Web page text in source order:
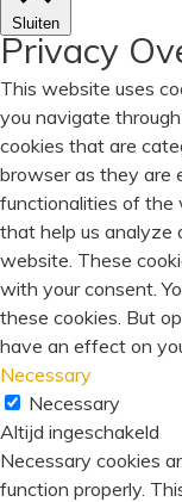
Sluiten
Privacy
This website uses
you navigate
cookies that are
browser as they are
functionalities of the
that help us analyze
website. These
with your consent.
these cookies. But
have an effect on
Necessary
Necessary
Altijd ingeschakeld
Necessary cookies
function properly.